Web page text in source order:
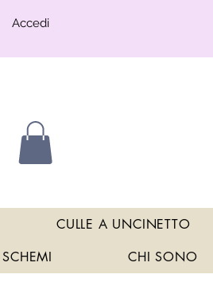
Accedi
CULLE A UNCINETTO
SCHEMI CHI SONO